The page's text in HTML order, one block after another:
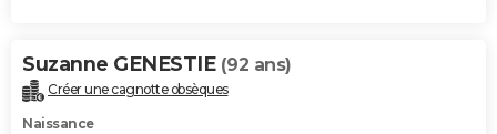
Suzanne GENESTIE (92 ans)
Créer une cagnotte obsèques
Naissance